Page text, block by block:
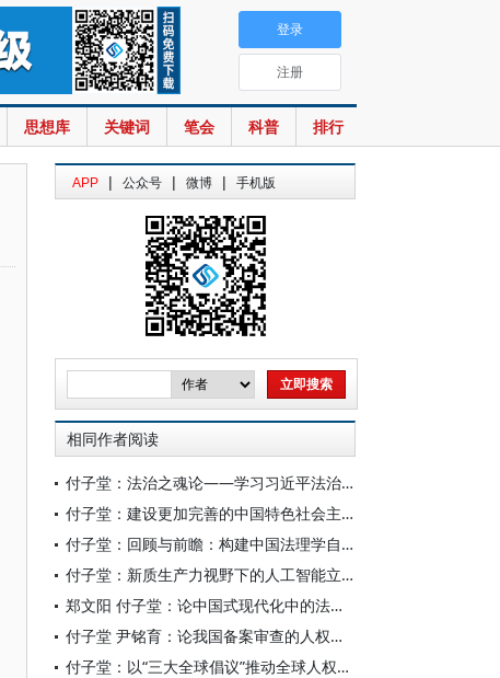
思想库 关键词 笔会 科普 排行
登录
注册
APP | 公众号 | 微博 | 手机版
相同作者阅读
付子堂：法治之魂论——学习习近平法治思想关于法治根本保证论述
付子堂：建设更加完善的中国特色社会主义法治体系
付子堂：回顾与前瞻：构建中国法理学自主知识体系
付子堂：新质生产力视野下的人工智能立法研究
郑文阳 付子堂：论中国式现代化中的法治自信
付子堂 尹铭育：论我国备案审查的人权保障功能
付子堂：以“三大全球倡议”推动全球人权治理